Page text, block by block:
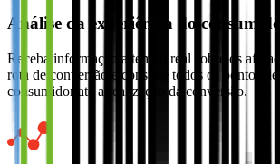
Análise da experiência do consumidor
Receba informação a tempo real sobre os
rota de conversão e consulte todos os pontos de
consumidor até a realização da conversão.